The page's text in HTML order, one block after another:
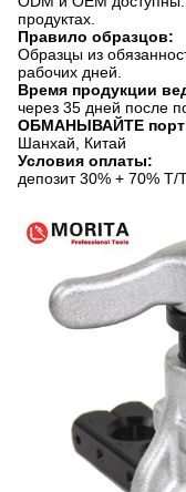
продуктах.
Правило образцов:
Образцы из
рабочих дней.
Время продукции
через 35 дней после
ОБМАНЫВАЙТЕ
Шанхай, Китай
Условия оплаты:
депозит 30% + 70% T/